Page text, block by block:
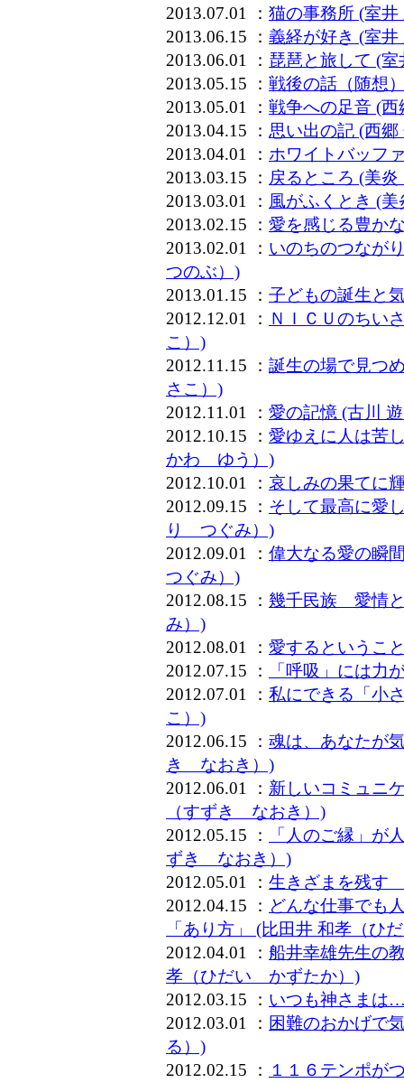
2013.07.01 ： 猫の事務所 (室
2013.06.15 ： 義経が好き (室
2013.06.01 ： 琵琶と旅して (
2013.05.15 ： 戦後の話（随想
2013.05.01 ： 戦争への足音 (
2013.04.15 ： 思い出の記 (西
2013.04.01 ： ホワイトバッフ
2013.03.15 ： 戻るところ (美炎
2013.03.01 ： 風がふくとき (
2013.02.15 ： 愛を感じる豊か
2013.02.01 ： いのちのつなが
つのぶ）)
2013.01.15 ： 子どもの誕生と
2012.12.01 ： ＮＩＣＵのちい
こ）)
2012.11.15 ： 誕生の場で見つ
さこ）)
2012.11.01 ： 愛の記憶 (古川
2012.10.15 ： 愛ゆえに人は苦
かわ ゆう）)
2012.10.01 ： 哀しみの果てに
2012.09.15 ： そして最高に愛
り つぐみ）)
2012.09.01 ： 偉大なる愛の瞬
つぐみ）)
2012.08.15 ： 幾千民族 愛情
み）)
2012.08.01 ： 愛するというこ
2012.07.15 ：
「呼吸」には
2012.07.01 ： 私にできる「小
こ）)
2012.06.15 ： 魂は、あなたが
き なおき）)
2012.06.01 ： 新しいコミュニ
（すずき なおき）)
2012.05.15 ：
「人のご縁」が
ずき なおき）)
2012.05.01 ： 生きざまを残す
2012.04.15 ： どんな仕事でも
「あり方」 (比田井 和孝（ひ
2012.04.01 ： 船井幸雄先生の
孝（ひだい かずたか）)
2012.03.15 ： いつも神さま
2012.03.01 ： 困難のおかげ
る）)
2012.02.15 ：
１１６テンポ